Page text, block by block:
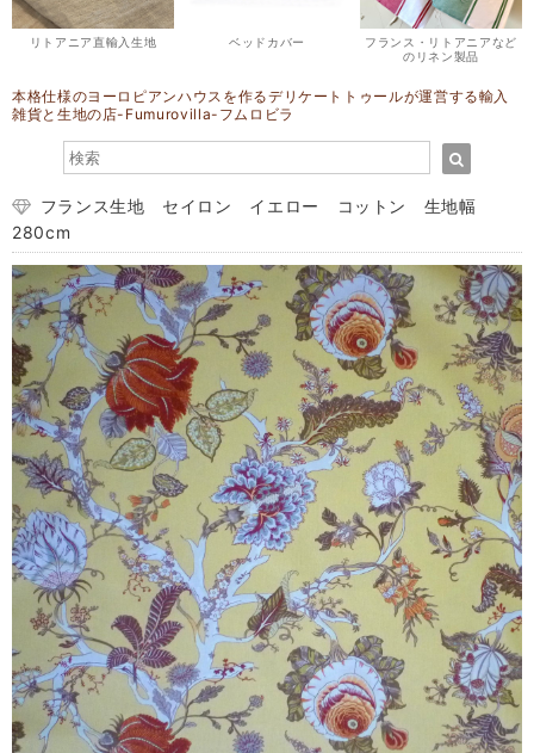
リトアニア直輸入生地 ベッドカバー
フランス・リトアニアなど
のリネン製品
本格仕様のヨーロピアンハウスを作るデリケートトゥールが運営する輸入
雑貨と生地の店-Fumurovilla-フムロビラ
フランス生地 セイロン イエロー コットン 生地幅
280cm